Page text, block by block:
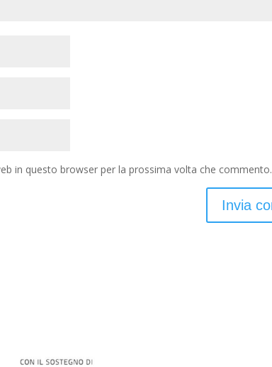
in questo browser per la prossima volta che commento.